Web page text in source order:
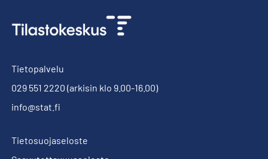
Tietopalvelu
029 551 2220 (arkisin klo 9.00-16.00)
info@stat.fi
Tietosuojaseloste